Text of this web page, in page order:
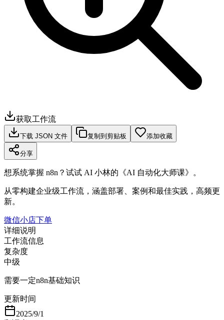
获取工作流
下载 JSON 文件 复制到剪贴板 添加收藏
分享
想系统掌握 n8n？试试 AI 小林的《AI 自动化大师课》。
从零构建企业级工作流，涵盖部署、案例和最佳实践，高频更
新。
微信小店下单
详细说明
工作流信息
复杂度
中级
需要一定n8n基础知识
更新时间
2025/9/1